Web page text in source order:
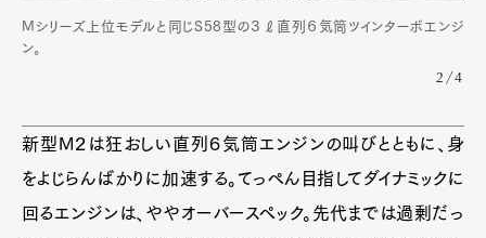
Mシリーズ上位モデルと同じS58型の３ℓ直列６気筒ツインターボエンジ
ン。
2/4
新型M２は狂おしい直列６気筒エンジンの叫びとともに、身
をよじらんばかりに加速する。てっぺん目指してダイナミックに
回るエンジンは、ややオーバースペック。先代までは過剰だっ